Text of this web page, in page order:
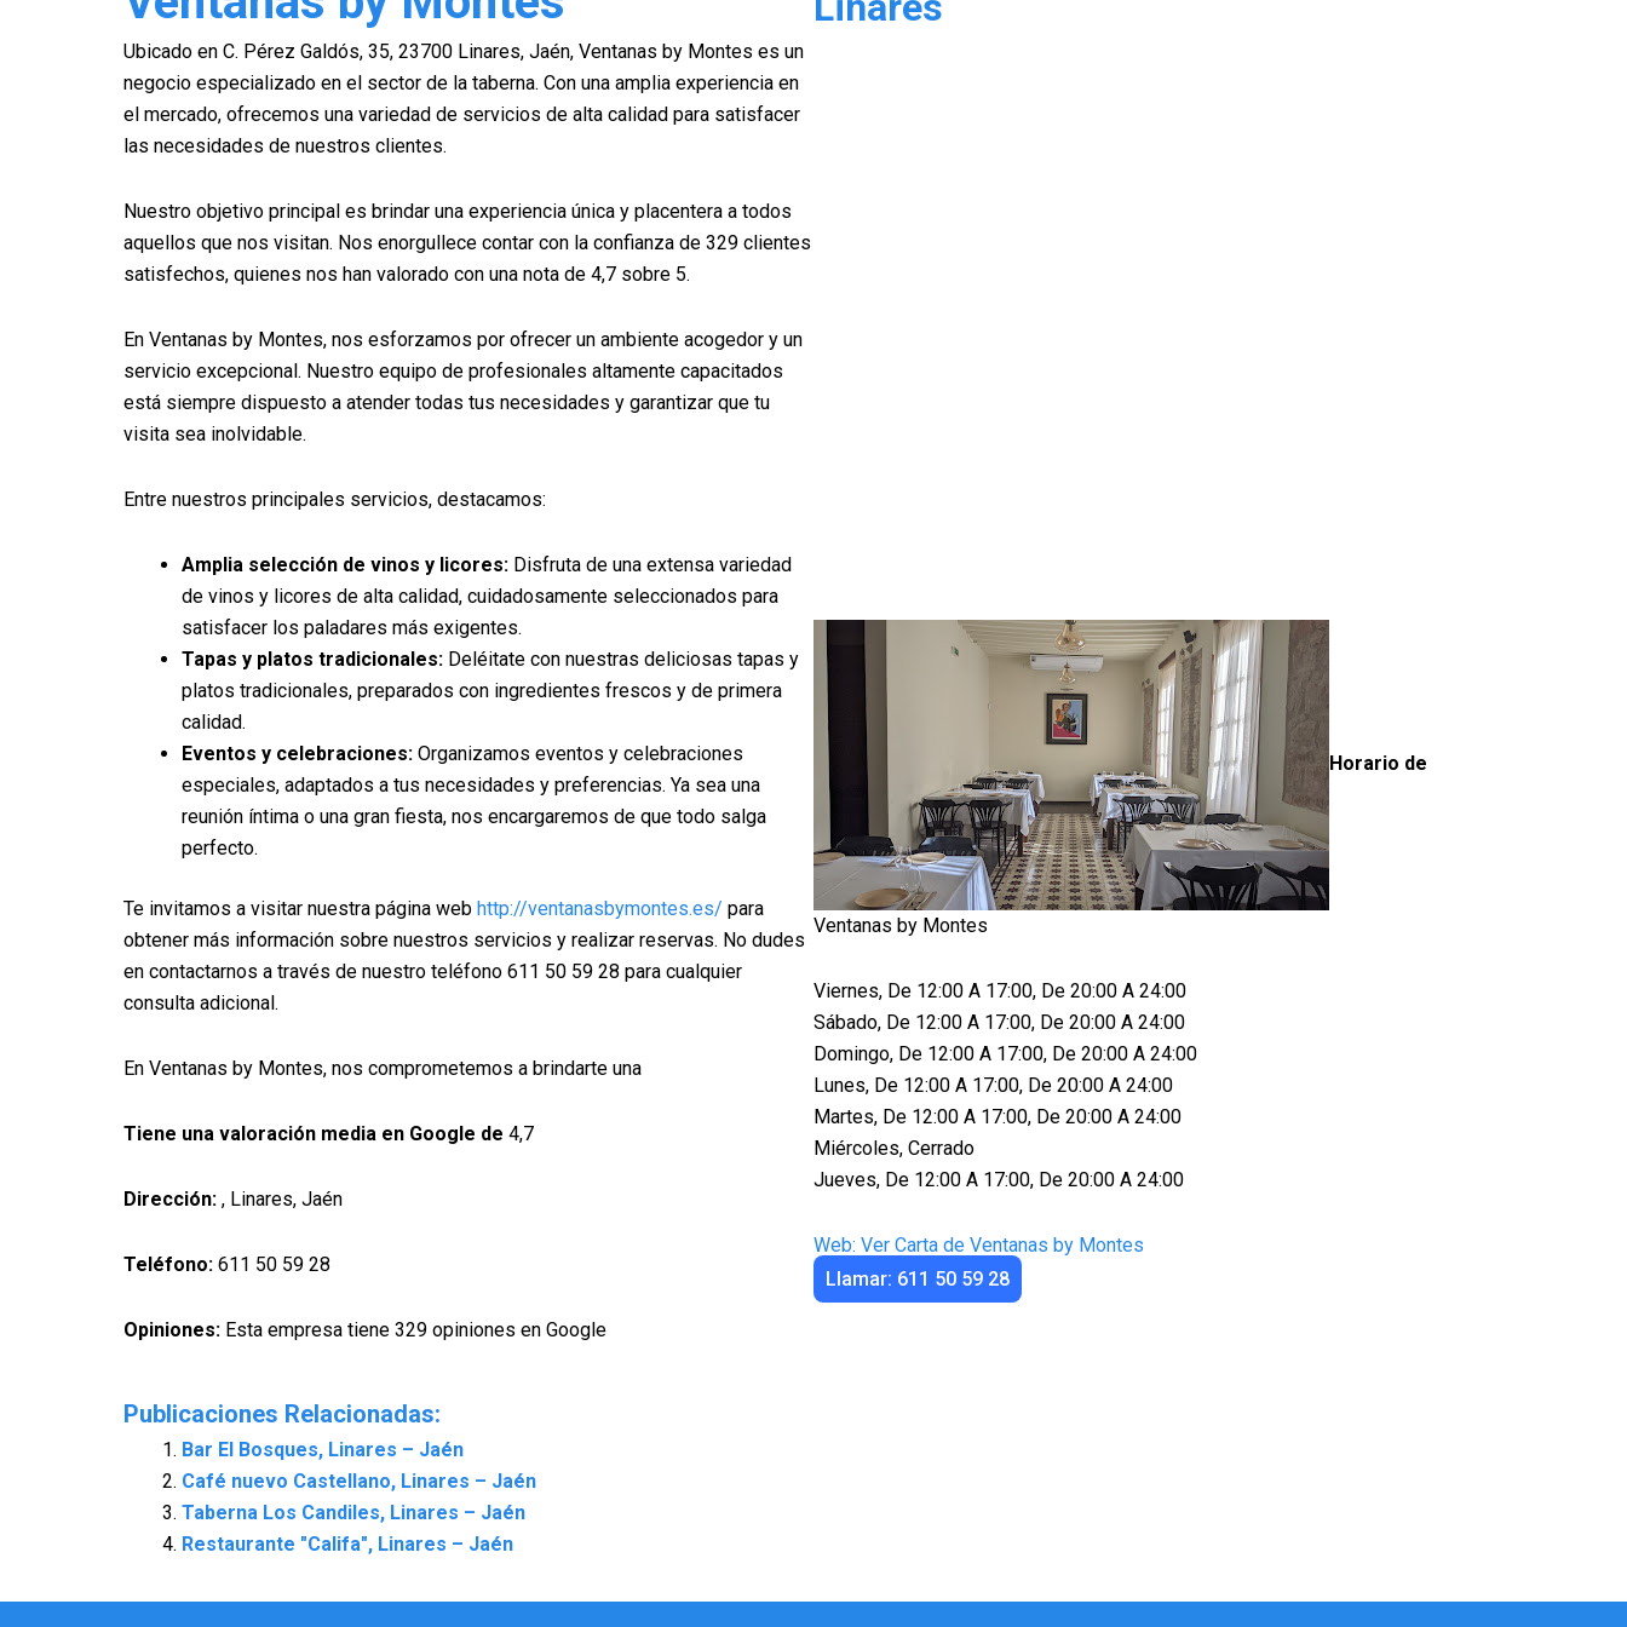
Ubicado en C. Pérez Galdós, 35, 23700 Linares, Jaén, Ventanas by Montes es un
negocio especializado en el sector de la taberna. Con una amplia experiencia en
el mercado, ofrecemos una variedad de servicios de alta calidad para satisfacer
las necesidades de nuestros clientes.
Nuestro objetivo principal es brindar una experiencia única y placentera a todos
aquellos que nos visitan. Nos enorgullece contar con la confianza de 329 clientes
satisfechos, quienes nos han valorado con una nota de 4,7 sobre 5.
En Ventanas by Montes, nos esforzamos por ofrecer un ambiente acogedor y un
servicio excepcional. Nuestro equipo de profesionales altamente capacitados
está siempre dispuesto a atender todas tus necesidades y garantizar que tu
visita sea inolvidable.
Entre nuestros principales servicios, destacamos:
Amplia selección de vinos y licores: Disfruta de una extensa variedad
de vinos y licores de alta calidad, cuidadosamente seleccionados para
satisfacer los paladares más exigentes.
Tapas y platos tradicionales: Deléitate con nuestras deliciosas tapas y
platos tradicionales, preparados con ingredientes frescos y de primera
calidad.
Eventos y celebraciones: Organizamos eventos y celebraciones
especiales, adaptados a tus necesidades y preferencias. Ya sea una
reunión íntima o una gran fiesta, nos encargaremos de que todo salga
perfecto.
Te invitamos a visitar nuestra página web http://ventanasbymontes.es/ para
obtener más información sobre nuestros servicios y realizar reservas. No dudes
en contactarnos a través de nuestro teléfono 611 50 59 28 para cualquier
consulta adicional.
En Ventanas by Montes, nos comprometemos a brindarte una
Tiene una valoración media en Google de 4,7
Dirección: , Linares, Jaén
Teléfono: 611 50 59 28
Opiniones: Esta empresa tiene 329 opiniones en Google
Horario de
Ventanas by Montes
Viernes, De 12:00 A 17:00, De 20:00 A 24:00
Sábado, De 12:00 A 17:00, De 20:00 A 24:00
Domingo, De 12:00 A 17:00, De 20:00 A 24:00
Lunes, De 12:00 A 17:00, De 20:00 A 24:00
Martes, De 12:00 A 17:00, De 20:00 A 24:00
Miércoles, Cerrado
Jueves, De 12:00 A 17:00, De 20:00 A 24:00
Web: Ver Carta de Ventanas by Montes
Llamar: 611 50 59 28
Publicaciones Relacionadas:
Bar El Bosques, Linares – Jaén
Café nuevo Castellano, Linares – Jaén
Taberna Los Candiles, Linares – Jaén
Restaurante "Califa", Linares – Jaén